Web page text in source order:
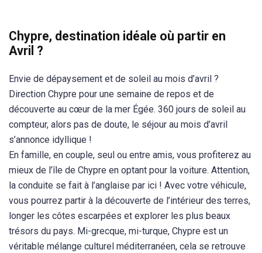
Chypre, destination idéale où partir en
Avril ?
Envie de dépaysement et de soleil au mois d’avril ?
Direction Chypre pour une semaine de repos et de
découverte au cœur de la mer Égée. 360 jours de soleil au
compteur, alors pas de doute, le séjour au mois d’avril
s’annonce idyllique !
En famille, en couple, seul ou entre amis, vous profiterez au
mieux de l’île de Chypre en optant pour la voiture. Attention,
la conduite se fait à l’anglaise par ici ! Avec votre véhicule,
vous pourrez partir à la découverte de l’intérieur des terres,
longer les côtes escarpées et explorer les plus beaux
trésors du pays. Mi-grecque, mi-turque, Chypre est un
véritable mélange culturel méditerranéen, cela se retrouve